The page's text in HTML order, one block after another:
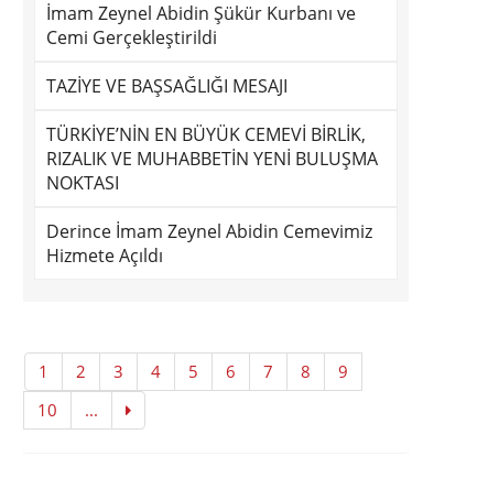
İmam Zeynel Abidin Şükür Kurbanı ve
Cemi Gerçekleştirildi
TAZİYE VE BAŞSAĞLIĞI MESAJI
TÜRKİYE’NİN EN BÜYÜK CEMEVİ BİRLİK,
RIZALIK VE MUHABBETİN YENİ BULUŞMA
NOKTASI
Derince İmam Zeynel Abidin Cemevimiz
Hizmete Açıldı
1 2 3 4 5 6 7 8
9
10
...